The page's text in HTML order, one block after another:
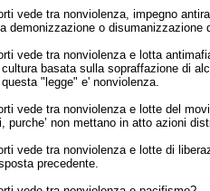
vede tra nonviolenza, impegno
demonizzazione o
vede tra nonviolenza e lotta
basata sulla sopraffazione di
"legge" e' nonviolenza.
vede tra nonviolenza e lotte del
purche’ non mettano in atto azioni
vede tra nonviolenza e lotte di
precedente.